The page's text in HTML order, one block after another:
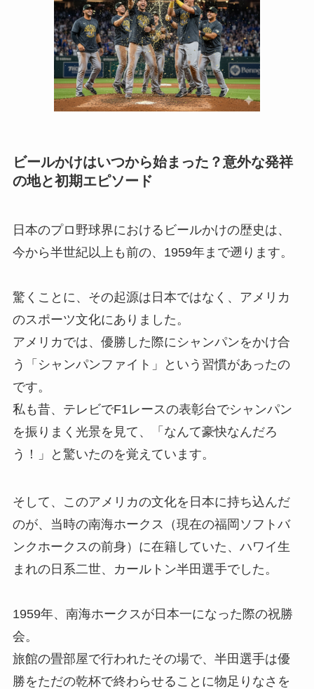
ビールかけはいつから始まった？意外な発祥
の地と初期エピソード
日本のプロ野球界におけるビールかけの歴史は、
今から半世紀以上も前の、1959年まで遡ります。
驚くことに、その起源は日本ではなく、アメリカ
のスポーツ文化にありました。
アメリカでは、優勝した際にシャンパンをかけ合
う「シャンパンファイト」という習慣があったの
です。
私も昔、テレビでF1レースの表彰台でシャンパン
を振りまく光景を見て、「なんて豪快なんだろ
う！」と驚いたのを覚えています。
そして、このアメリカの文化を日本に持ち込んだ
のが、当時の南海ホークス（現在の福岡ソフトバ
ンクホークスの前身）に在籍していた、ハワイ生
まれの日系二世、カールトン半田選手でした。
1959年、南海ホークスが日本一になった際の祝勝
会。
旅館の畳部屋で行われたその場で、半田選手は優
勝をただの乾杯で終わらせることに物足りなさを